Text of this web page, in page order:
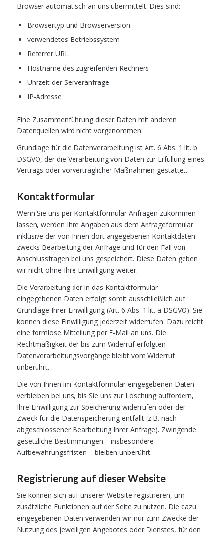
Browser automatisch an uns übermittelt. Dies sind:
Browsertyp und Browserversion
verwendetes Betriebssystem
Referrer URL
Hostname des zugreifenden Rechners
Uhrzeit der Serveranfrage
IP-Adresse
Eine Zusammenführung dieser Daten mit anderen
Datenquellen wird nicht vorgenommen.
Grundlage für die Datenverarbeitung ist Art. 6 Abs. 1 lit. b
DSGVO, der die Verarbeitung von Daten zur Erfüllung eines
Vertrags oder vorvertraglicher Maßnahmen gestattet.
Kontaktformular
Wenn Sie uns per Kontaktformular Anfragen zukommen
lassen, werden Ihre Angaben aus dem Anfrageformular
inklusive der von Ihnen dort angegebenen Kontaktdaten
zwecks Bearbeitung der Anfrage und für den Fall von
Anschlussfragen bei uns gespeichert. Diese Daten geben
wir nicht ohne Ihre Einwilligung weiter.
Die Verarbeitung der in das Kontaktformular
eingegebenen Daten erfolgt somit ausschließlich auf
Grundlage Ihrer Einwilligung (Art. 6 Abs. 1 lit. a DSGVO). Sie
können diese Einwilligung jederzeit widerrufen. Dazu reicht
eine formlose Mitteilung per E-Mail an uns. Die
Rechtmäßigkeit der bis zum Widerruf erfolgten
Datenverarbeitungsvorgänge bleibt vom Widerruf
unberührt.
Die von Ihnen im Kontaktformular eingegebenen Daten
verbleiben bei uns, bis Sie uns zur Löschung auffordern,
Ihre Einwilligung zur Speicherung widerrufen oder der
Zweck für die Datenspeicherung entfällt (z.B. nach
abgeschlossener Bearbeitung Ihrer Anfrage). Zwingende
gesetzliche Bestimmungen – insbesondere
Aufbewahrungsfristen – bleiben unberührt.
Registrierung auf dieser Website
Sie können sich auf unserer Website registrieren, um
zusätzliche Funktionen auf der Seite zu nutzen. Die dazu
eingegebenen Daten verwenden wir nur zum Zwecke der
Nutzung des jeweiligen Angebotes oder Dienstes, für den